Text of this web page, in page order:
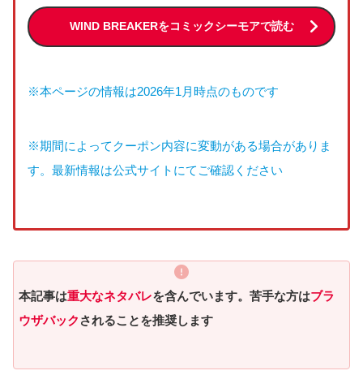
WIND BREAKERをコミックシーモアで読む
※本ページの情報は2026年1月時点のものです
※期間によってクーポン内容に変動がある場合がありま
す。最新情報は公式サイトにてご確認ください
本記事は重大なネタバレを含んでいます。苦手な方はブラ
ウザバック されることを推奨します